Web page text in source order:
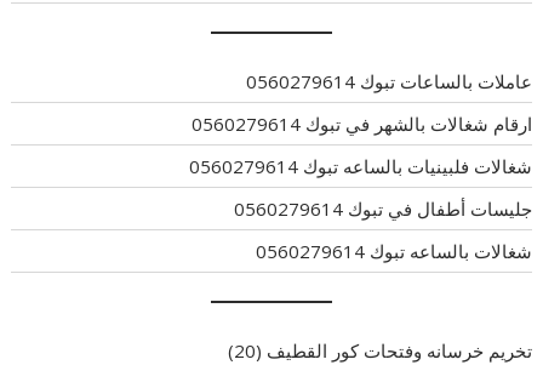
عاملات بالساعات تبوك 0560279614
ارقام شغالات بالشهر في تبوك 0560279614
شغالات فلبينيات بالساعه تبوك 0560279614
جليسات أطفال في تبوك 0560279614
شغالات بالساعه تبوك 0560279614
تخريم خرسانه وفتحات كور القطيف (20)